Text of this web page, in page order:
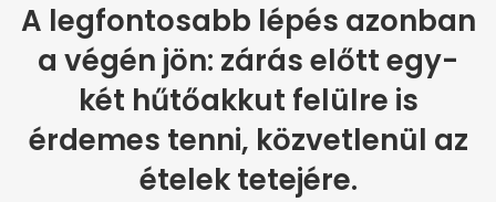
A legfontosabb lépés azonban
a végén jön: zárás előtt egy-
két hűtőakkut felülre is
érdemes tenni, közvetlenül az
ételek tetejére.